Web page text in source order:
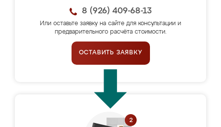
8 (926) 409-68-13
Или оставьте заявку на сайте для консультации и
предварительного расчёта стоимости.
ОСТАВИТЬ ЗАЯВКУ